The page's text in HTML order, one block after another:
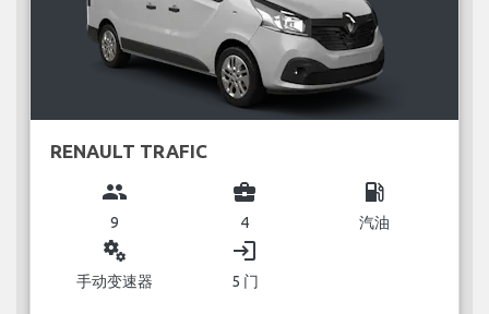
RENAULT TRAFIC
group
9
business_center
4
local_gas_station
汽油
miscellaneous_services
手动变速器
login
5 门